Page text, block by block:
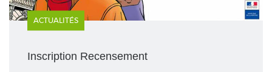
ACTUALITÉS
Inscription Recensement